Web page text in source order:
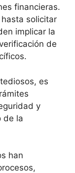
financieras.
solicitar
implicar la
de
es
y
de la
han